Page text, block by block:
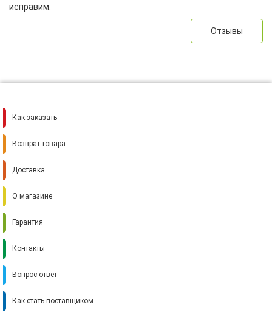
исправим.
Отзывы
Как заказать
Возврат товара
Доставка
О магазине
Гарантия
Контакты
Вопрос-ответ
Как стать поставщиком